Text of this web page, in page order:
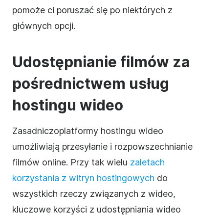
pomoże ci poruszać się po niektórych z
głównych opcji.
Udostępnianie filmów za
pośrednictwem usług
hostingu wideo
Zasadniczoplatformy hostingu wideo
umożliwiają przesyłanie i rozpowszechnianie
filmów online. Przy tak wielu zaletach
korzystania z witryn hostingowych do
wszystkich rzeczy związanych z wideo,
kluczowe korzyści z udostępniania wideo